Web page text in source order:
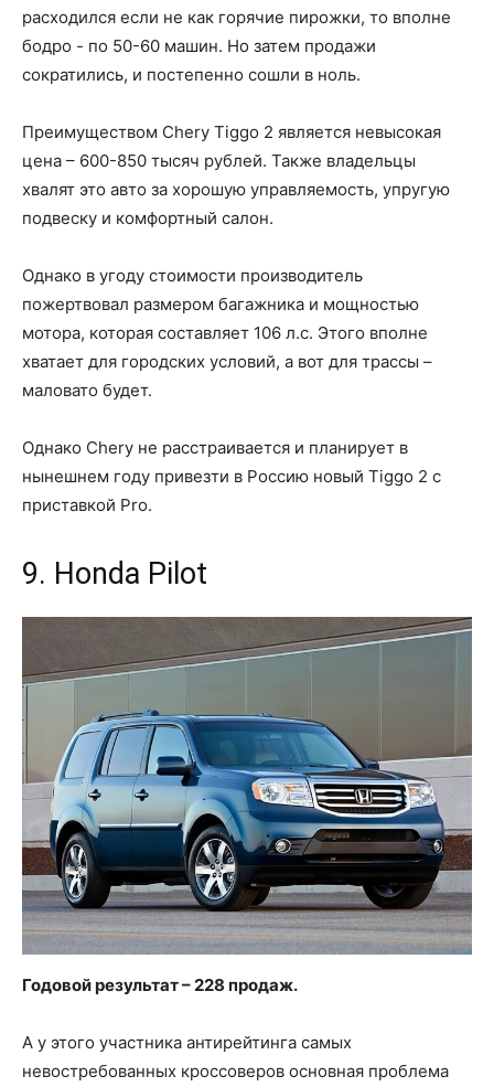
расходился если не как горячие пирожки, то вполне
бодро - по 50-60 машин. Но затем продажи
сократились, и постепенно сошли в ноль.
Преимуществом Chery Tiggo 2 является невысокая
цена – 600-850 тысяч рублей. Также владельцы
хвалят это авто за хорошую управляемость, упругую
подвеску и комфортный салон.
Однако в угоду стоимости производитель
пожертвовал размером багажника и мощностью
мотора, которая составляет 106 л.с. Этого вполне
хватает для городских условий, а вот для трассы –
маловато будет.
Однако Chery не расстраивается и планирует в
нынешнем году привезти в Россию новый Tiggo 2 с
приставкой Pro.
9. Honda Pilot
Годовой результат – 228 продаж.
А у этого участника антирейтинга самых
невостребованных кроссоверов основная проблема